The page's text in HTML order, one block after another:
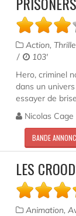
Action,
103'
Hero, criminel
dans un
essayer de
Nicolas Cage
BANDE
LES
Animation,